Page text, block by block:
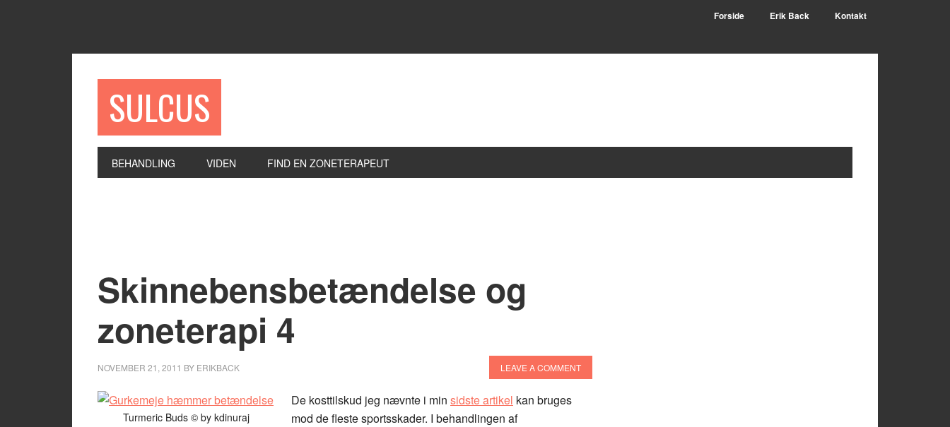
Forside Erik Back Kontakt
SULCUS
BEHANDLING VIDEN FIND EN ZONETERAPEUT
Skinnebensbetændelse og
zoneterapi 4
NOVEMBER 21, 2011 BY ERIKBACK LEAVE A COMMENT
Turmeric Buds © by kdinuraj
De kosttilskud jeg nævnte i min sidste artikel kan bruges
mod de fleste sportsskader. I behandlingen af